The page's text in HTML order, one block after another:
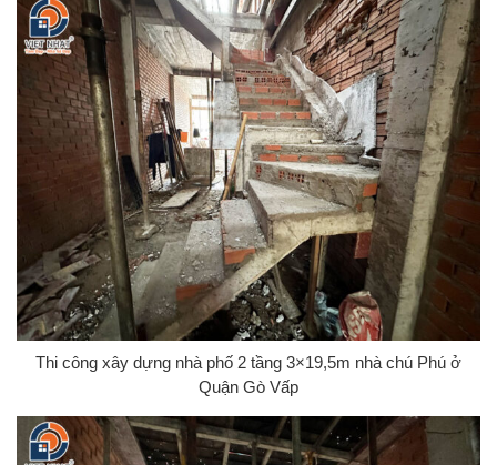
Thi công xây dựng nhà phố 2 tầng 3×19,5m nhà chú Phú ở
Quận Gò Vấp